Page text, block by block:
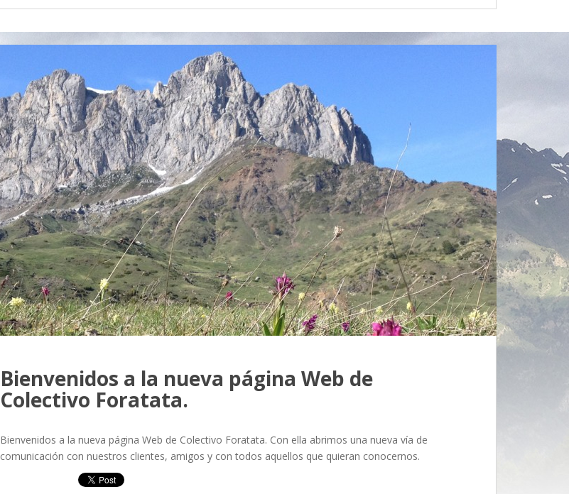
Bienvenidos a la nueva página Web de
Colectivo Foratata.
Bienvenidos a la nueva página Web de Colectivo Foratata. Con ella abrimos una nueva vía de
comunicación con nuestros clientes, amigos y con todos aquellos que quieran conocernos.